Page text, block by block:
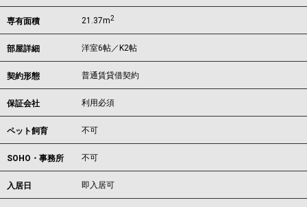
専有面積 21.37m2
部屋詳細 洋室6帖／K2帖
契約形態 普通賃貸借契約
保証会社 利用必須
ペット飼育 不可
SOHO・事務所 不可
入居日 即入居可